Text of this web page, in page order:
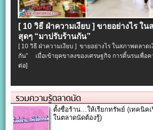
[ 10 วิธี ฝ่าความเงียบ ] ขายอย่างไร ใ
สุดๆ “มาปรับร้านกัน”
[ 10 วิธี ฝ่าความเงียบ ] ขายอย่างไร ในสภาพตลาด
กัน” เมื่อเข้ายุคขาลงของเศรษฐกิจ การดิ้นรนเพื่
ต่อ]
รวมความรู้ตลาดนัด
ตั้งชื่อร้าน…ให้เรียกทรัพย์ (เทคนิค
ในตลาดนัดต้องรู้)